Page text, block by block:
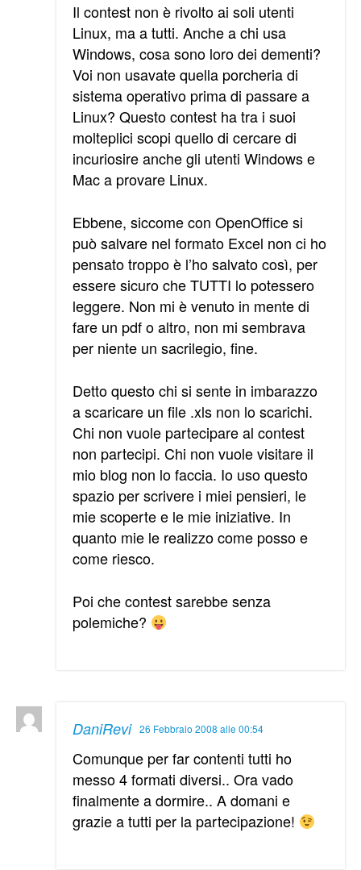
Il contest non è rivolto ai soli utenti
Linux, ma a tutti. Anche a chi usa
Windows, cosa sono loro dei dementi?
Voi non usavate quella porcheria di
sistema operativo prima di passare a
Linux? Questo contest ha tra i suoi
molteplici scopi quello di cercare di
incuriosire anche gli utenti Windows e
Mac a provare Linux.
Ebbene, siccome con OpenOffice si
può salvare nel formato Excel non ci ho
pensato troppo è l’ho salvato così, per
essere sicuro che TUTTI lo potessero
leggere. Non mi è venuto in mente di
fare un pdf o altro, non mi sembrava
per niente un sacrilegio, fine.
Detto questo chi si sente in imbarazzo
a scaricare un file .xls non lo scarichi.
Chi non vuole partecipare al contest
non partecipi. Chi non vuole visitare il
mio blog non lo faccia. Io uso questo
spazio per scrivere i miei pensieri, le
mie scoperte e le mie iniziative. In
quanto mie le realizzo come posso e
come riesco.
Poi che contest sarebbe senza
polemiche?
DaniRevi 26 Febbraio 2008 alle 00:54
Comunque per far contenti tutti ho
messo 4 formati diversi.. Ora vado
finalmente a dormire.. A domani e
grazie a tutti per la partecipazione!